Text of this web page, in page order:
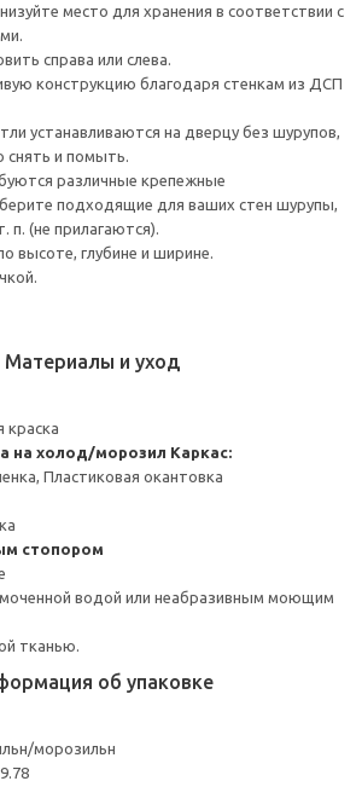
место для хранения в соответствии с
справа или слева.
конструкцию благодаря стенкам из ДСП
устанавливаются на дверцу без шурупов,
снять и помыть.
различные крепежные
подходящие для ваших стен шурупы,
п. (не прилагаются).
высоте, глубине и ширине.
Материалы и уход
краска
на холод/морозил Каркас:
Пластиковая окантовка
стопором
водой или неабразивным моющим
тканью.
об упаковке
морозильн